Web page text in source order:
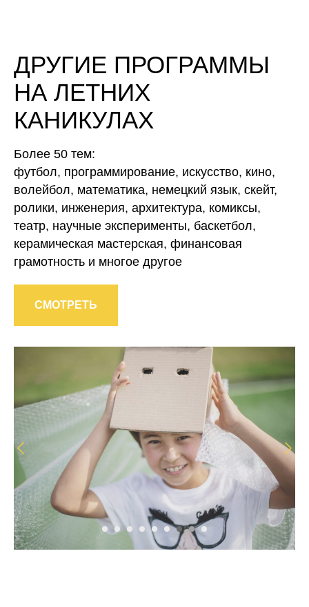
ДРУГИЕ ПРОГРАММЫ
НА ЛЕТНИХ
КАНИКУЛАХ
Более 50 тем:
футбол, программирование, искусство, кино,
волейбол, математика, немецкий язык, скейт,
ролики, инженерия, архитектура, комиксы,
театр, научные эксперименты, баскетбол,
керамическая мастерская, финансовая
грамотность и многое другое
СМОТРЕТЬ